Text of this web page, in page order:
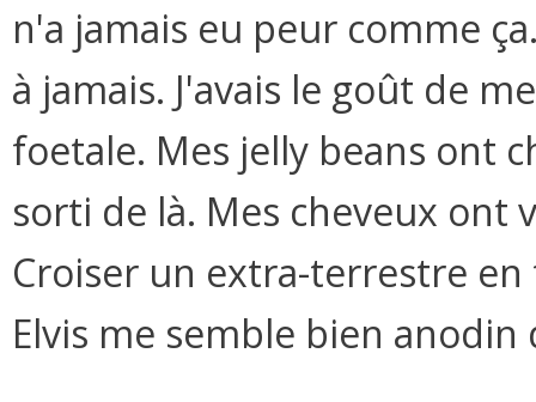
n'a jamais eu peur comme
à jamais. J'avais le goût de
foetale. Mes jelly beans ont
sorti de là. Mes cheveux ont
Croiser un extra-terrestre
Elvis me semble bien